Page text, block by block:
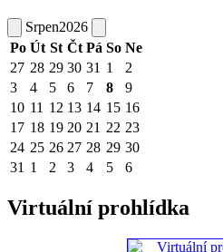
Srpen2026
Po Út St Čt Pá So Ne
27 28 29 30 31 1
2
3
4 5 6 7 8
9
10 11 12 13 14 15 16
17 18 19 20 21 22 23
24 25 26 27 28 29 30
31 1 2 3 4 5 6
Virtuální prohlídka